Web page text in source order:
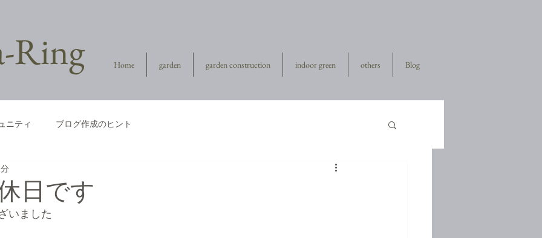
Home garden garden construction indoor green others Blog
Ring
ニティ ブログ作成のヒント
日です
いました